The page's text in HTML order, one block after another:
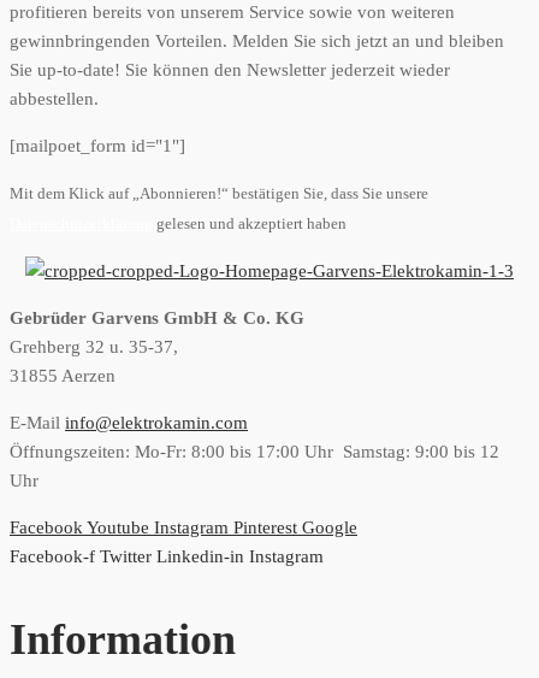
profitieren bereits von unserem Service sowie von weiteren
gewinnbringenden Vorteilen. Melden Sie sich jetzt an und bleiben
Sie up-to-date! Sie können den Newsletter jederzeit wieder
abbestellen.
[mailpoet_form id="1"]
Mit dem Klick auf „Abonnieren!“ bestätigen Sie, dass Sie unsere
gelesen und akzeptiert haben
Gebrüder Garvens GmbH & Co. KG
Grehberg 32 u. 35-37,
31855 Aerzen
E-Mail info@elektrokamin.com
Öffnungszeiten: Mo-Fr: 8:00 bis 17:00 Uhr Samstag: 9:00 bis 12
Uhr
Facebook Youtube Instagram Pinterest Google
Facebook-f Twitter Linkedin-in Instagram
Information